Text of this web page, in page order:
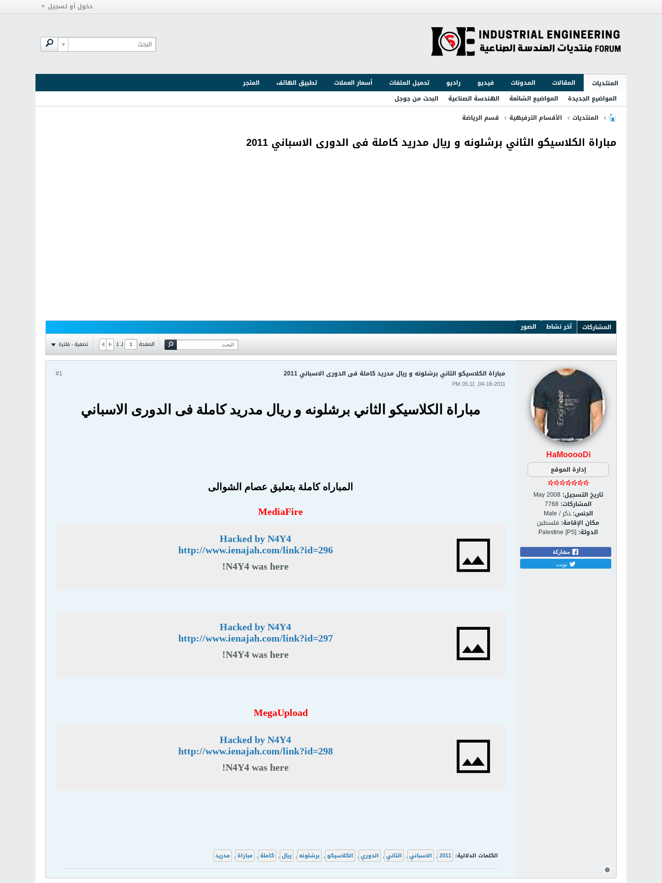
دخول أو تسجيل
المنتديات المقالات المدونات فيديو راديو تحميل الملفات أسعار العملات تطبيق الهاتف
المتجر
المواضيع الجديدة
المواضيع الشائعة الهندسة الصناعية
البحث من جوجل
المنتديات
الأقسام الترفيهية قسم الرياضة
مباراة الكلاسيكو الثاني برشلونه و ريال مدريد كاملة فى الدورى الاسباني 2011
المشاركات آخر نشاط الصور
الصفحة لـ1 تصفية - فلترة
HaMooooDi
إدارة الموقع
تاريخ التسجيل: May 2008
المشاركات: 7768
الجنس: ذكر / Male
مكان الإقامة: فلسطين
الدولة: Palestine [PS]
مشاركة
تويت
#1 مباراة الكلاسيكو الثاني برشلونه و ريال مدريد كاملة فى الدورى الاسباني 2011
04-18-2011, 05:11 PM
مباراة الكلاسيكو الثاني برشلونه و ريال مدريد كاملة فى الدورى الاسباني
المباراه كاملة بتعليق عصام الشوالى
MediaFire
Hacked by N4Y4
http://www.ienajah.com/link?id=296
N4Y4 was here!
Hacked by N4Y4
http://www.ienajah.com/link?id=297
N4Y4 was here!
MegaUpload
Hacked by N4Y4
http://www.ienajah.com/link?id=298
N4Y4 was here!
الكلمات الدلالية: 2011
, الاسباني , الثاني , الدوري , الكلاسيكو , برشلونه , ريال , كاملة , مباراة , مدريد